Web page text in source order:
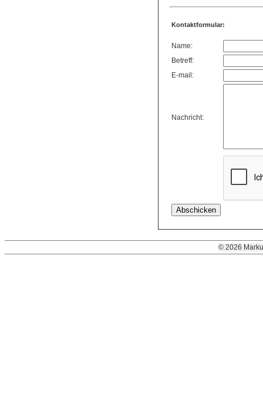
Kontaktformular:
Name:
Betreff:
E-mail:
Nachricht:
© 2026